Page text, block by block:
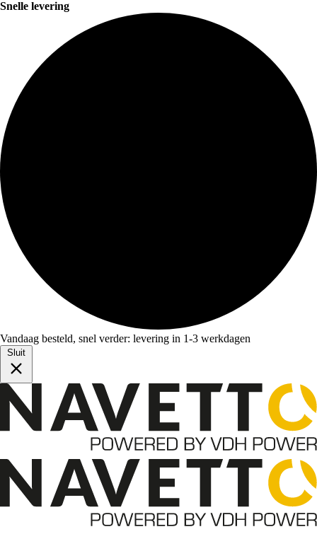
Snelle levering
Vandaag besteld, snel verder: levering in 1-3 werkdagen
Sluit